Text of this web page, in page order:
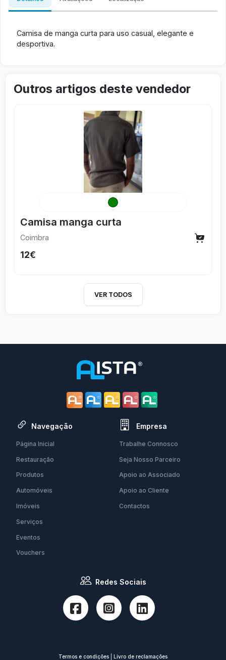
Camisa de manga curta para uso casual, elegante e
desportiva.
Outros artigos deste vendedor
Verde
Camisa manga curta
Coimbra
12€
VER TODOS
Navegação
Página Inicial
Restauração
Produtos
Automóveis
Imóveis
Serviços
Eventos
Vouchers
Empresa
Trabalhe Connosco
Seja Nosso Parceiro
Apoio ao Associado
Apoio ao Cliente
Contactos
Redes Sociais
Termos e condições Livro de reclamações